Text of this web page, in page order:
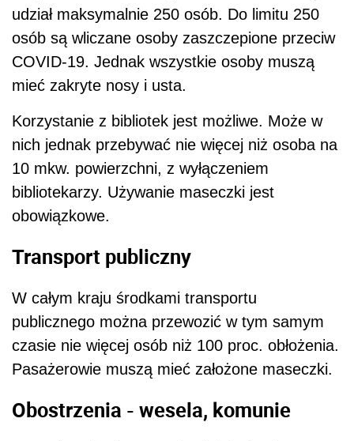
udział maksymalnie 250 osób. Do limitu 250
osób są wliczane osoby zaszczepione przeciw
COVID-19. Jednak wszystkie osoby muszą
mieć zakryte nosy i usta.
Korzystanie z bibliotek jest możliwe. Może w
nich jednak przebywać nie więcej niż osoba na
10 mkw. powierzchni, z wyłączeniem
bibliotekarzy. Używanie maseczki jest
obowiązkowe.
Transport publiczny
W całym kraju środkami transportu
publicznego można przewozić w tym samym
czasie nie więcej osób niż 100 proc. obłożenia.
Pasażerowie muszą mieć założone maseczki.
Obostrzenia - wesela, komunie